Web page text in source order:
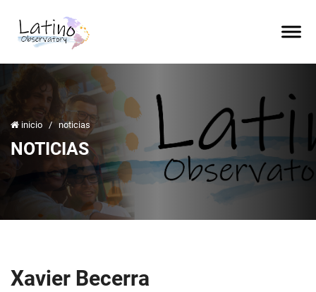
inicio / noticias
NOTICIAS
Xavier Becerra